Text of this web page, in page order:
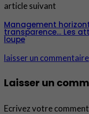
article suivant
Management
transparence… Les
loupe
laisser un commentaire
Laisser un
Ecrivez votre